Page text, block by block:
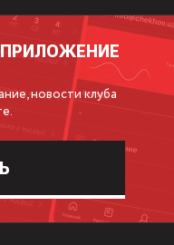
новости клуба